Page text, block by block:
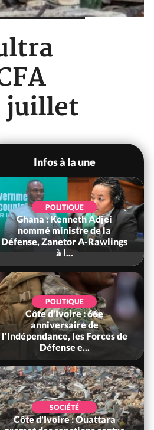
juillet
Infos à la une
POLITIQUE
Ghana : Kenneth Adjei
nommé ministre de la
Défense, Zanetor A-Rawlings
à l...
POLITIQUE
Côte d'Ivoire : 66e
anniversaire de
l'Indépendance, les Forces de
Défense e...
SOCIÉTÉ
Côte d'Ivoire : Ouattara